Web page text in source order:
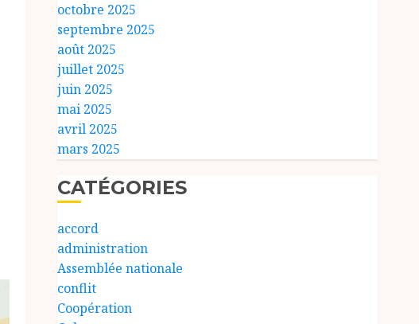
octobre 2025
septembre 2025
août 2025
juillet 2025
juin 2025
mai 2025
avril 2025
mars 2025
CATÉGORIES
accord
administration
Assemblée nationale
conflit
Coopération